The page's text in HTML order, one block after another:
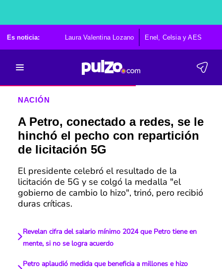
Es noticia: Laura Valentina Lozano Enel, Celsia y AES
NACIÓN
A Petro, conectado a redes, se le
hinchó el pecho con repartición
de licitación 5G
El presidente celebró el resultado de la
licitación de 5G y se colgó la medalla "el
gobierno de cambio lo hizo", trinó, pero recibió
duras críticas.
Revelan cifra del salario mínimo 2024 que Petro tiene en
mente, si no se logra acuerdo
Petro aplaudió medida que beneficia a millones e hizo